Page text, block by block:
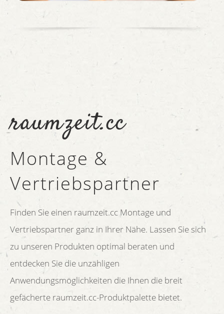
raumzeit.cc
Montage &
Vertriebspartner
Finden Sie einen raumzeit.cc Montage und
Vertriebspartner ganz in Ihrer Nähe. Lassen Sie sich
zu unseren Produkten optimal beraten und
entdecken Sie die unzähligen
Anwendungsmöglichkeiten die Ihnen die breit
gefächerte raumzeit.cc-Produktpalette bietet.